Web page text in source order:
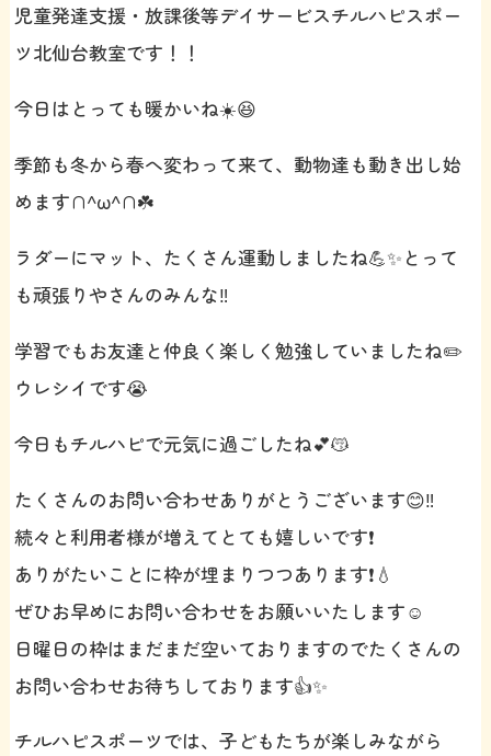
児童発達支援・放課後等デイサービスチルハピスポー
ツ北仙台教室です！！
今日はとっても暖かいね☀️😆
季節も冬から春へ変わって来て、動物達も動き出し始
めます∩^ω^∩☘️
ラダーにマット、たくさん運動しましたね💪✨とって
も頑張りやさんのみんな‼️
学習でもお友達と仲良く楽しく勉強していましたね✏️
ウレシイです😭
今日もチルハピで元気に過ごしたね💕😽
たくさんのお問い合わせありがとうございます😊‼️
続々と利用者様が増えてとても嬉しいです❗️
ありがたいことに枠が埋まりつつあります❗️💧
ぜひお早めにお問い合わせをお願いいたします☺️
日曜日の枠はまだまだ空いておりますのでたくさんの
お問い合わせお待ちしております👍✨
チルハピスポーツでは、子どもたちが楽しみながら